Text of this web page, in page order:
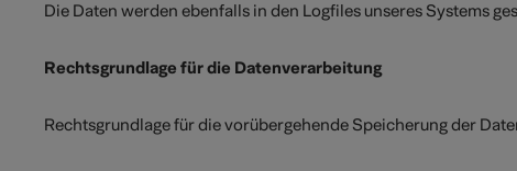
Die Daten werden ebenfalls in den Logfiles unseres Systems
Rechtsgrundlage für die Datenverarbeitung
Rechtsgrundlage für die vorübergehende Speicherung der